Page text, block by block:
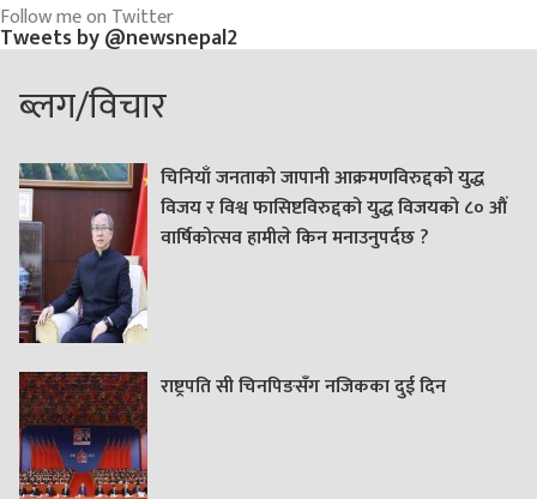
Follow me on Twitter
Tweets by @newsnepal2
ब्लग/विचार
चिनियाँ जनताको जापानी आक्रमणविरुद्दको युद्ध
विजय र विश्व फासिष्टविरुद्दको युद्ध विजयको ८० औं
वार्षिकोत्सव हामीले किन मनाउनुपर्दछ ?
राष्ट्रपति सी चिनपिङसँग नजिकका दुई दिन